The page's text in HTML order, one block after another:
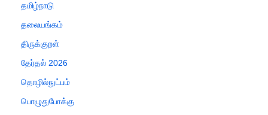
தமிழ்நாடு
தலையங்கம்
திருக்குறள்
தேர்தல் 2026
தொழில்நுட்பம்
பொழுதுபோக்கு